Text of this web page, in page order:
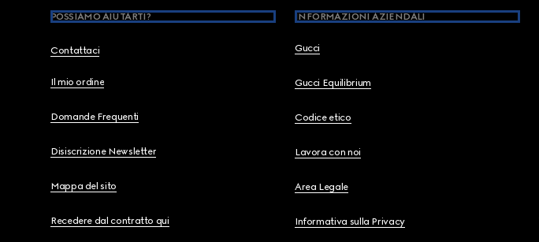
POSSIAMO AIUTARTI?
Contattaci
Il mio ordine
Domande Frequenti
Disiscrizione Newsletter
Mappa del sito
Recedere dal contratto qui
INFORMAZIONI AZIENDALI
Gucci
Gucci Equilibrium
Codice etico
Lavora con noi
Area Legale
Informativa sulla Privacy